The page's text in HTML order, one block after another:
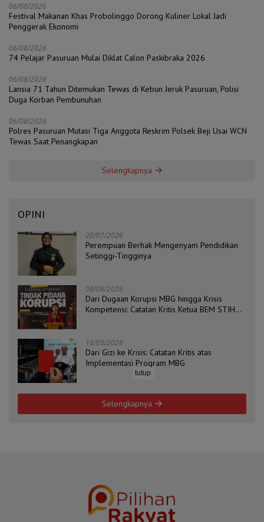
06/08/2026
Festival Makanan Khas Probolinggo Dorong Kuliner Lokal Jadi
Penggerak Ekonomi
06/08/2026
74 Pelajar Pasuruan Mulai Diklat Calon Paskibraka 2026
06/08/2026
Lansia 71 Tahun Ditemukan Tewas di Kebun Jeruk Pasuruan, Polisi
Duga Korban Pembunuhan
06/08/2026
Polres Pasuruan Mutasi Tiga Anggota Reskrim Polsek Beji Usai WCN
Tewas Saat Penangkapan
Selengkapnya
OPINI
20/07/2026
Perempuan Berhak Mengenyam Pendidikan
Setinggi-Tingginya
08/06/2026
Dari Dugaan Korupsi MBG hingga Krisis
Kompetensi: Catatan Kritis Ketua BEM STIH
18/05/2026
Dari Gizi ke Krisis: Catatan Kritis atas
Implementasi Program MBG
Selengkapnya
tutup